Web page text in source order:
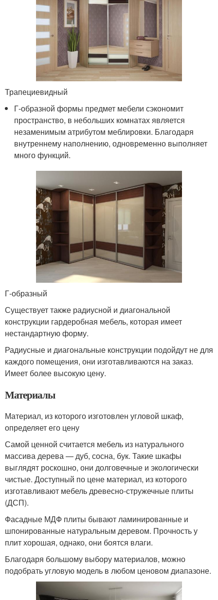
Трапециевидный
Г-образной формы предмет мебели сэкономит
пространство, в небольших комнатах является
незаменимым атрибутом меблировки. Благодаря
внутреннему наполнению, одновременно выполняет
много функций.
Г-образный
Существует также радиусной и диагональной
конструкции гардеробная мебель, которая имеет
нестандартную форму.
Радиусные и диагональные конструкции подойдут не для
каждого помещения, они изготавливаются на заказ.
Имеет более высокую цену.
Материалы
Материал, из которого изготовлен угловой шкаф,
определяет его цену
Самой ценной считается мебель из натурального
массива дерева — дуб, сосна, бук. Такие шкафы
выглядят роскошно, они долговечные и экологически
чистые. Доступный по цене материал, из которого
изготавливают мебель древесно-стружечные плиты
(ДСП).
Фасадные МДФ плиты бывают ламинированные и
шпонированные натуральным деревом. Прочность у
плит хорошая, однако, они боятся влаги.
Благодаря большому выбору материалов, можно
подобрать угловую модель в любом ценовом диапазоне.